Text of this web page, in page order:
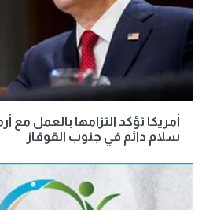
أمريكا تؤكد التزامها بالعمل مع
سلام دائم في جنوب القوقاز